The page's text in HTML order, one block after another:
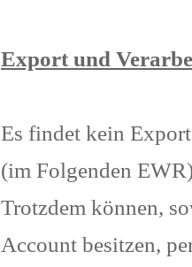
Export und
Es findet kein
(im Folgenden
Trotzdem können,
Account besitzen,